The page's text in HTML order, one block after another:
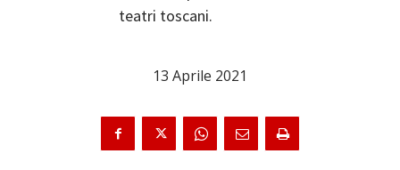
teatri toscani.
13 Aprile 2021